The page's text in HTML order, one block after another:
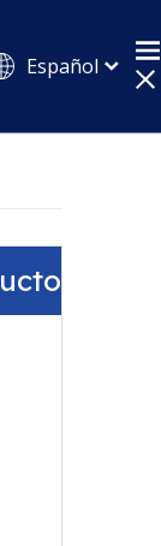
Español
Pусский